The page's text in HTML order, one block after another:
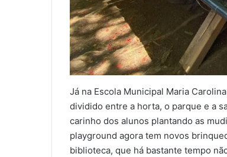
Já na Escola Municipal Maria
dividido entre a horta, o parque e a
carinho dos alunos plantando as
playground agora tem novos
biblioteca, que há bastante tempo